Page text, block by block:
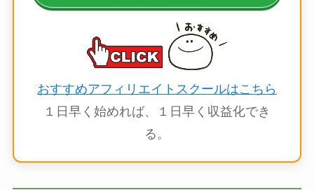
おすすめアフィリエイトスクールはこちら
１日早く始めれば、１日早く収益化でき
る。